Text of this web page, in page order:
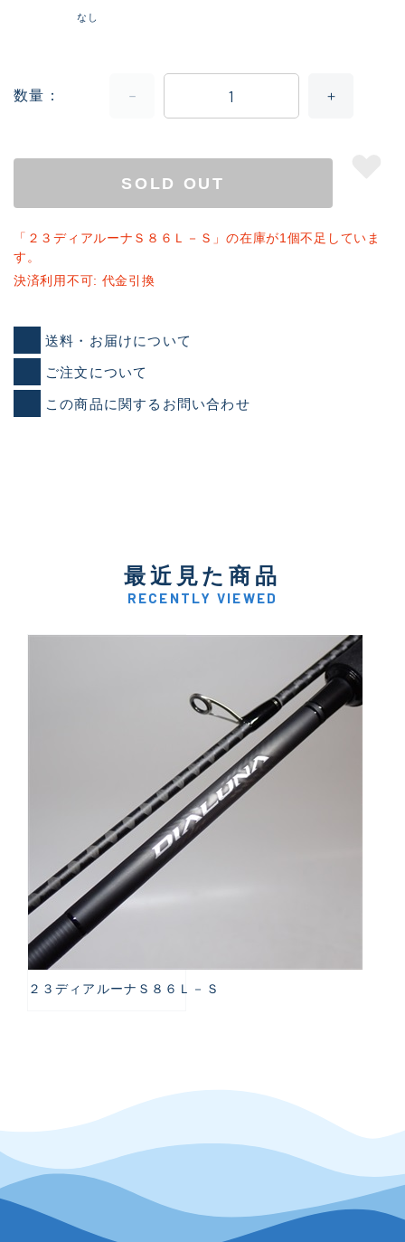
なし
数量
SOLD OUT
「２３ディアルーナＳ８６Ｌ－Ｓ」の在庫が1個不足していま
す。
決済利用不可: 代金引換
送料・お届けについて
ご注文について
この商品に関するお問い合わせ
最近見た商品
RECENTLY VIEWED
２３ディアルーナＳ８６Ｌ－Ｓ